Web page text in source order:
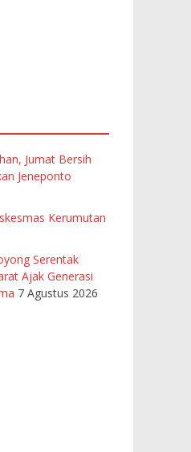
Jumat Bersih
Jeneponto
Kerumutan
Serentak
Ajak Generasi
7 Agustus 2026